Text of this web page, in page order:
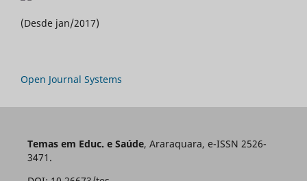
(Desde jan/2017)
Open Journal Systems
Temas em Educ. e Saúde, Araraquara, e-ISSN 2526-
3471.